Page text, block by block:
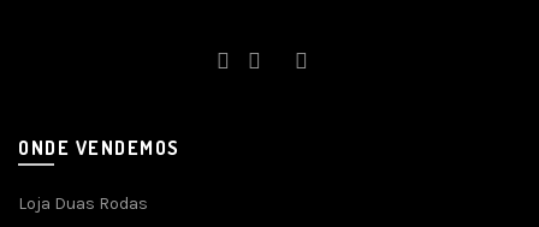
ONDE VENDEMOS
Loja Duas Rodas